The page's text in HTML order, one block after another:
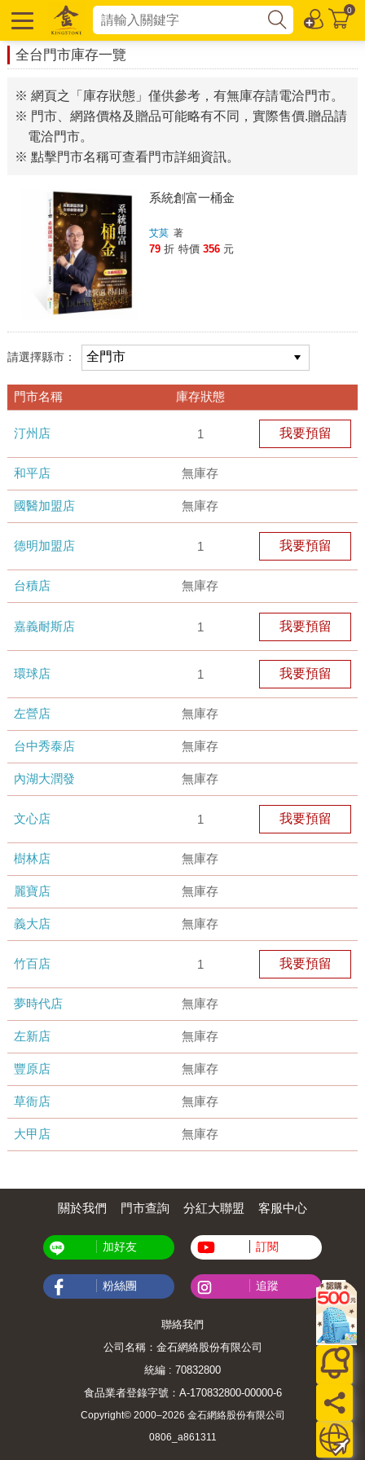
0
全台門市庫存一覽
※ 網頁之「庫存狀態」僅供參考，有無庫存請電洽門市。
※ 門市、網路價格及贈品可能略有不同，實際售價.贈品請
電洽門市。
※ 點擊門市名稱可查看門市詳細資訊。
系統創富一桶金
艾莫 著
79 折 特價 356 元
請選擇縣市：
門市名稱 庫存狀態
汀州店 1 我要預留
和平店 無庫存
國醫加盟店 無庫存
德明加盟店 1 我要預留
台積店 無庫存
嘉義耐斯店 1 我要預留
環球店 1 我要預留
左營店 無庫存
台中秀泰店 無庫存
內湖大潤發 無庫存
文心店 1 我要預留
樹林店 無庫存
麗寶店 無庫存
義大店 無庫存
竹百店 1 我要預留
夢時代店 無庫存
左新店 無庫存
豐原店 無庫存
草衙店 無庫存
大甲店 無庫存
關於我們 門市查詢 分紅大聯盟 客服中心
加好友 訂閱
粉絲團 追蹤
聯絡我們
公司名稱：金石網絡股份有限公司
統編 : 70832800
食品業者登錄字號：A-170832800-00000-6
Copyright© 2000–2026 金石網絡股份有限公司
0806_a861311